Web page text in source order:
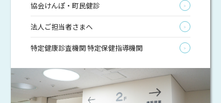
協会けんぽ・町民健診 ＞
法人ご担当者さまへ ＞
特定健康診査機関 特定保健指導機関 ＞